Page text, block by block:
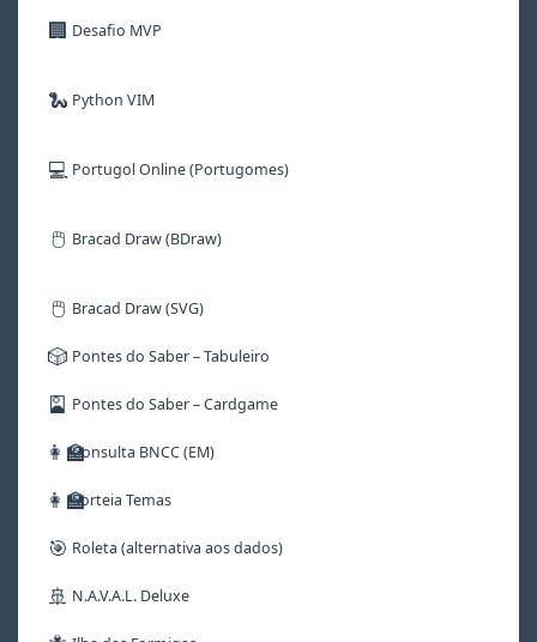
🏢 Desafio MVP
🐍 Python VIM
💻 Portugol Online (Portugomes)
🖱️ Bracad Draw (BDraw)
🖱️ Bracad Draw (SVG)
🎲 Pontes do Saber – Tabuleiro
🎴 Pontes do Saber – Cardgame
👩‍🏫Consulta BNCC (EM)
👩‍🏫Sorteia Temas
🎯 Roleta (alternativa aos dados)
🚢 N.A.V.A.L. Deluxe